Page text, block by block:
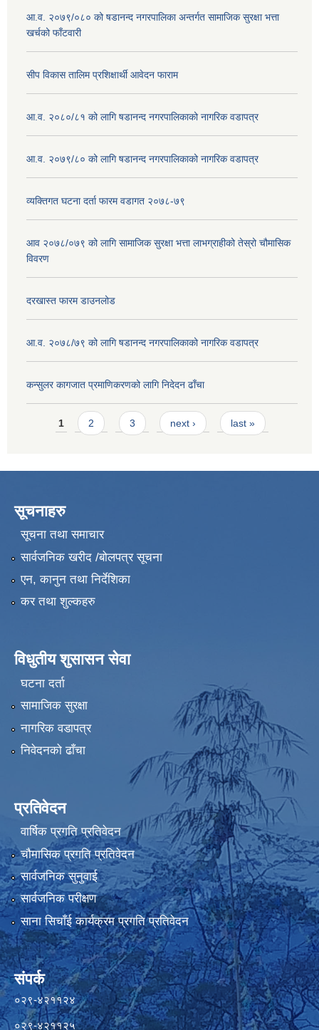
आ.व. २०७९/०८० को षडानन्द नगरपालिका अन्तर्गत सामाजिक सुरक्षा भत्ता
खर्चको फाँटवारी
सीप विकास तालिम प्रशिक्षार्थी आवेदन फाराम
आ.व. २०८०/८१ को लागि षडानन्द नगरपालिकाको नागरिक वडापत्र
आ.व. २०७९/८० को लागि षडानन्द नगरपालिकाको नागरिक वडापत्र
व्यक्तिगत घटना दर्ता फारम वडागत २०७८-७९
आव २०७८/०७९ को लागि सामाजिक सुरक्षा भत्ता लाभग्राहीको तेस्रो चौमासिक
विवरण
दरखास्त फारम डाउनलोड
आ.व. २०७८/७९ को लागि षडानन्द नगरपालिकाको नागरिक वडापत्र
कन्सुलर कागजात प्रमाणिकरणको लागि निदेदन ढाँचा
Pages
1 2 3 next › last »
सूचनाहरु
सूचना तथा समाचार
सार्वजनिक खरीद /बोलपत्र सूचना
एन, कानुन तथा निर्देशिका
कर तथा शुल्कहरु
विधुतीय शुसासन सेवा
घटना दर्ता
सामाजिक सुरक्षा
नागरिक वडापत्र
निवेदनको ढाँचा
प्रतिवेदन
वार्षिक प्रगति प्रतिवेदन
चौमासिक प्रगति प्रतिवेदन
सार्वजनिक सुनुवाई
सार्वजनिक परीक्षण
साना सिचाँई कार्यक्रम प्रगति प्रतिवेदन
संपर्क
०२९-४२११२४
०२९-४२११२५